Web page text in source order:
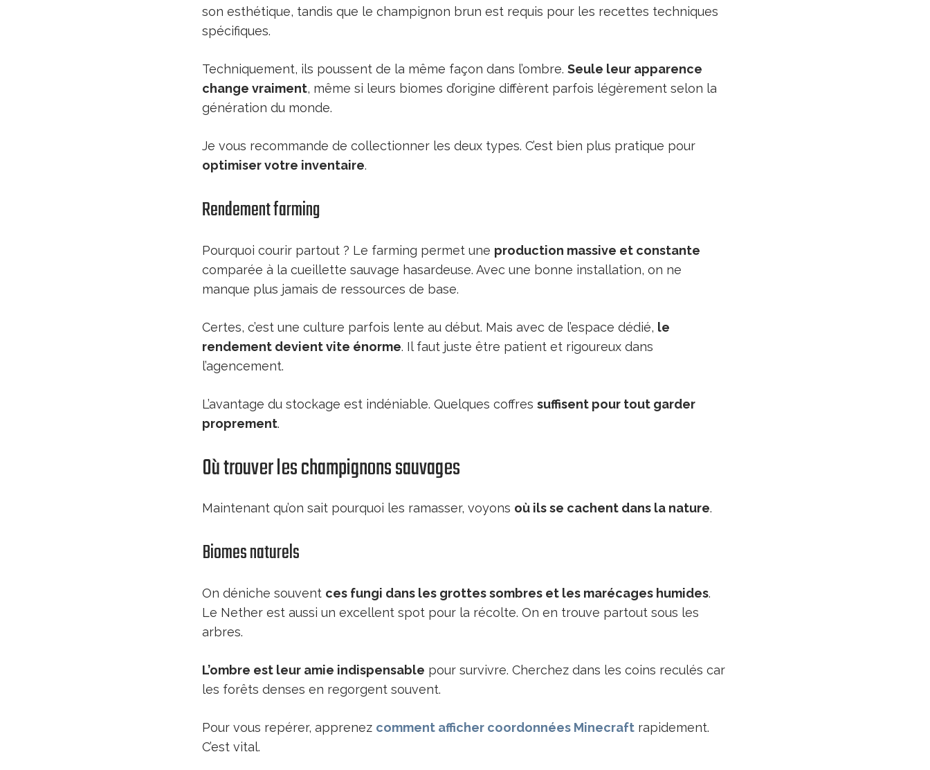
son esthétique, tandis que le champignon brun est requis pour les recettes techniques
spécifiques.
Techniquement, ils poussent de la même façon dans l’ombre. Seule leur apparence
change vraiment, même si leurs biomes d’origine diffèrent parfois légèrement selon la
génération du monde.
Je vous recommande de collectionner les deux types. C’est bien plus pratique pour
optimiser votre inventaire.
Rendement farming
Pourquoi courir partout ? Le farming permet une production massive et constante
comparée à la cueillette sauvage hasardeuse. Avec une bonne installation, on ne
manque plus jamais de ressources de base.
Certes, c’est une culture parfois lente au début. Mais avec de l’espace dédié, le
rendement devient vite énorme. Il faut juste être patient et rigoureux dans
l’agencement.
L’avantage du stockage est indéniable. Quelques coffres suffisent pour tout garder
proprement.
Où trouver les champignons sauvages
Maintenant qu’on sait pourquoi les ramasser, voyons où ils se cachent dans la nature.
Biomes naturels
On déniche souvent ces fungi dans les grottes sombres et les marécages humides.
Le Nether est aussi un excellent spot pour la récolte. On en trouve partout sous les
arbres.
L’ombre est leur amie indispensable pour survivre. Cherchez dans les coins reculés car
les forêts denses en regorgent souvent.
Pour vous repérer, apprenez comment afficher coordonnées Minecraft rapidement.
C’est vital.